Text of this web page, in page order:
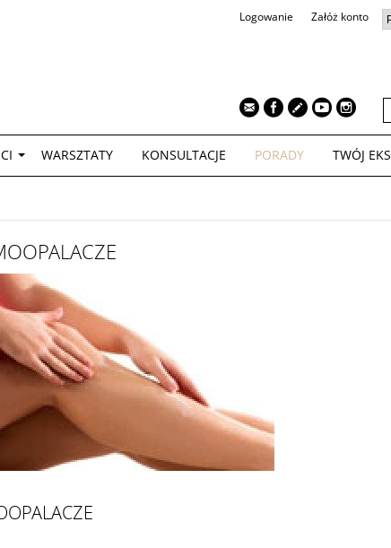
Logowanie Załóż konto
WARSZTATY KONSULTACJE PORADY TWÓJ